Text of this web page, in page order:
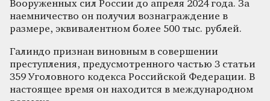
Вооруженных сил России до апреля 2024 года. За
наемничество он получил вознаграждение в
размере, эквивалентном более 500 тыс. рублей.
Галиндо признан виновным в совершении
преступления, предусмотренного частью 3 статьи
359 Уголовного кодекса Российской Федерации. В
настоящее время он находится в международном